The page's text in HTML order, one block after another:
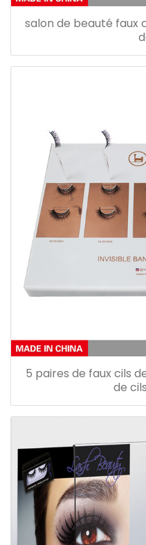
salon de beauté faux
5 paires de faux cils
de